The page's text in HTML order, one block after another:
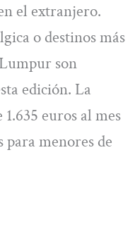
el extranjero.
o destinos más
son
edición. La
euros al mes
para menores de